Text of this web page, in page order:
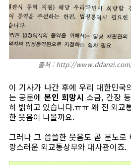
출처 : http://
이 기사가 나간 후에 우리 대한민국
는 공문에 본인 희망시 소금, 간장
히 빍히고 있습니다.ㅠㅠ 왜 전 외교
한 웃음이 나올까요.
그러나 그 씁쓸한 웃음도 곧 분노로
랑스러운 외교통상부와 대사관이죠.